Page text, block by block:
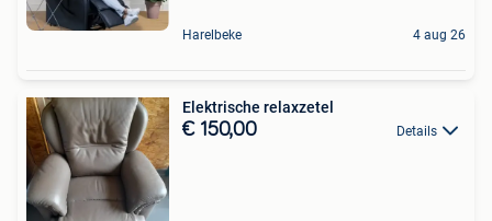
Harelbeke 4 aug 26
Elektrische relaxzetel
€ 150,00 Details